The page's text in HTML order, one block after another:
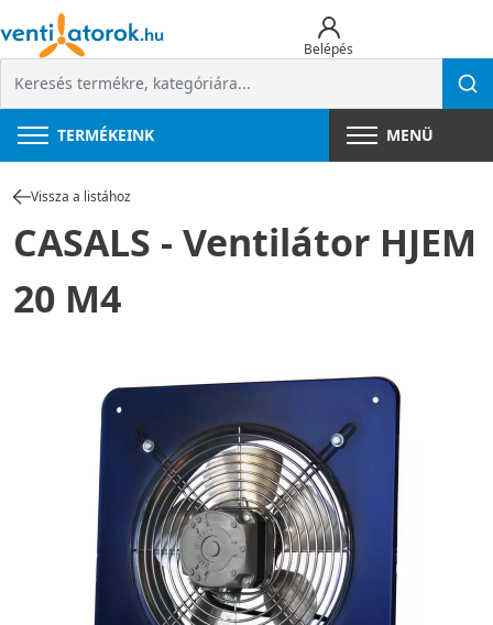
Belépés
TERMÉKEINK MENÜ
Vissza a listához
CASALS - Ventilátor HJEM
20 M4